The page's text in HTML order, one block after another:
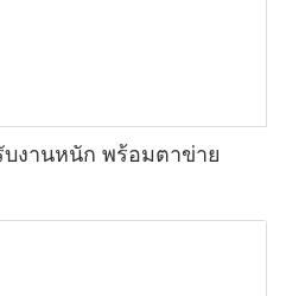
งานหนัก พร้อมตาข่าย